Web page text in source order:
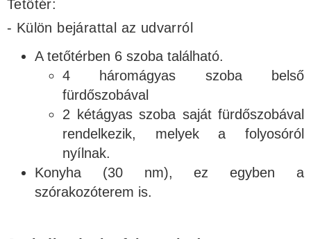
Tetőtér:
- Külön bejárattal az udvarról
A tetőtérben 6 szoba található.
4 háromágyas szoba belső
fürdőszobával
2 kétágyas szoba saját fürdőszobával
rendelkezik, melyek a folyosóról
nyílnak.
Konyha (30 nm), ez egyben a
szórakozóterem is.